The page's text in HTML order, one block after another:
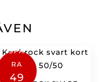
SPA
RA
49